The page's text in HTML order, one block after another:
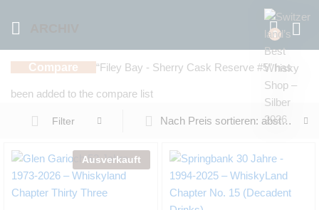
0
Compare “Filey Bay - Sherry Cask Reserve #5” has
been added to the compare list
Filter Nach Preis sortieren: absteigend
Ausverkauft